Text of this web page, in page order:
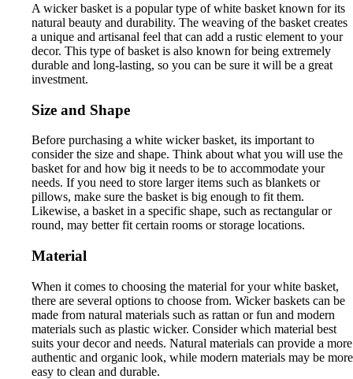
A wicker basket is a popular type of white basket known for its
natural beauty and durability. The weaving of the basket creates
a unique and artisanal feel that can add a rustic element to your
decor. This type of basket is also known for being extremely
durable and long-lasting, so you can be sure it will be a great
investment.
Size and Shape
Before purchasing a white wicker basket, its important to
consider the size and shape. Think about what you will use the
basket for and how big it needs to be to accommodate your
needs. If you need to store larger items such as blankets or
pillows, make sure the basket is big enough to fit them.
Likewise, a basket in a specific shape, such as rectangular or
round, may better fit certain rooms or storage locations.
Material
When it comes to choosing the material for your white basket,
there are several options to choose from. Wicker baskets can be
made from natural materials such as rattan or fun and modern
materials such as plastic wicker. Consider which material best
suits your decor and needs. Natural materials can provide a more
authentic and organic look, while modern materials may be more
easy to clean and durable.